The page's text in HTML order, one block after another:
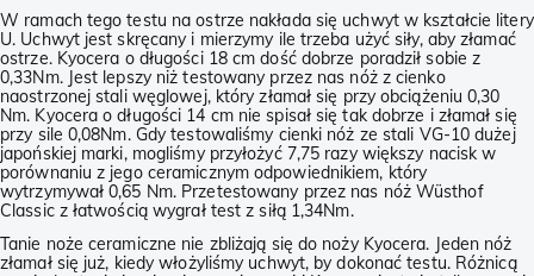
W ramach tego testu na ostrze nakłada się uchwyt w kształcie litery
U. Uchwyt jest skręcany i mierzymy ile trzeba użyć siły, aby złamać
ostrze. Kyocera o długości 18 cm dość dobrze poradził sobie z
0,33Nm. Jest lepszy niż testowany przez nas nóż z cienko
naostrzonej stali węglowej, który złamał się przy obciążeniu 0,30
Nm. Kyocera o długości 14 cm nie spisał się tak dobrze i złamał się
przy sile 0,08Nm. Gdy testowaliśmy cienki nóż ze stali VG-10 dużej
japońskiej marki, mogliśmy przyłożyć 7,75 razy większy nacisk w
porównaniu z jego ceramicznym odpowiednikiem, który
wytrzymywał 0,65 Nm. Przetestowany przez nas nóż Wüsthof
Classic z łatwością wygrał test z siłą 1,34Nm.
Tanie noże ceramiczne nie zbliżają się do noży Kyocera. Jeden nóż
złamał się już, kiedy włożyliśmy uchwyt, by dokonać testu. Różnicą